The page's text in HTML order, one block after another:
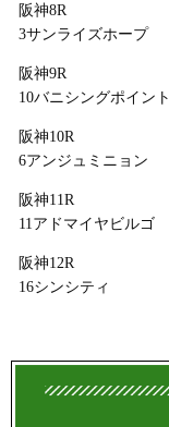
阪神8R
3サンライズホープ
阪神9R
10バニシングポイント
阪神10R
6アンジュミニョン
阪神11R
11アドマイヤビルゴ
阪神12R
16シンシティ